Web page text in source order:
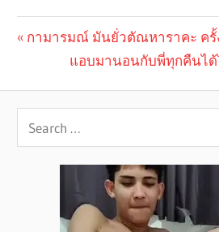
navigation
Previous
กามารมณ์ มันยั่วตัณหาราคะ ครั้
Next
แอบมานอนกับพี่ทุกคืนได้